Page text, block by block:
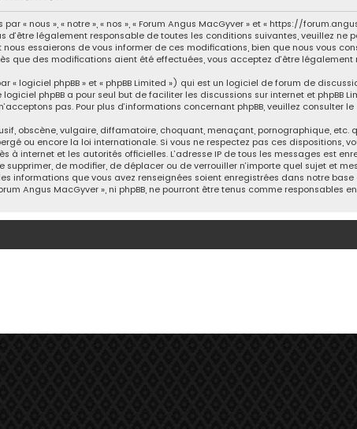
« nous », « notre », « nos », « Forum Angus MacGyver » et « https://
d’être légalement responsable de toutes les conditions suivantes, veuillez ne
essaierons de vous informer de ces modifications, bien que nous vous
que des modifications aient été effectuées, vous acceptez d’être
« logiciel phpBB » et « phpBB Limited ») qui est un logiciel de forum de
phpBB a pour seul but de faciliter les discussions sur internet et phpBB
pas. Pour plus d’informations concernant phpBB, veuillez consulter le
obscène, vulgaire, diffamatoire, choquant, menaçant, pornographique,
ou encore la loi internationale. Si vous ne respectez pas ces dispositions,
à internet et les autorités officielles. L’adresse IP de tous les messages est
de modifier, de déplacer ou de verrouiller n’importe quel sujet et
informations que vous avez renseignées soient enregistrées dans notre
Angus MacGyver », ni phpBB, ne pourront être tenus comme